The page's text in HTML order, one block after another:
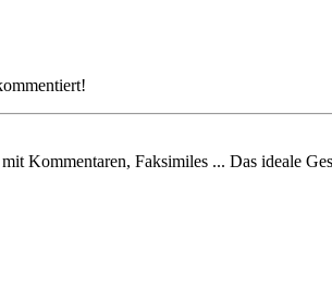
Kommentaren, Faksimiles ... Das ideale